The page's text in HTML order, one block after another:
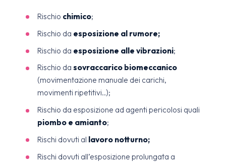
Rischio chimico;
Rischio da esposizione al rumore;
Rischio da esposizione alle vibrazioni;
Rischio da sovraccarico biomeccanico
(movimentazione manuale dei carichi,
movimenti ripetitivi..);
Rischio da esposizione ad agenti pericolosi quali
piombo e amianto;
Rischi dovuti al lavoro notturno;
Rischi dovuti all’esposizione prolungata a